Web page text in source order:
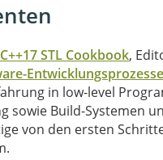
C++17 STL Cookbook,
in low-level
sowie Build-Systemen
von den ersten